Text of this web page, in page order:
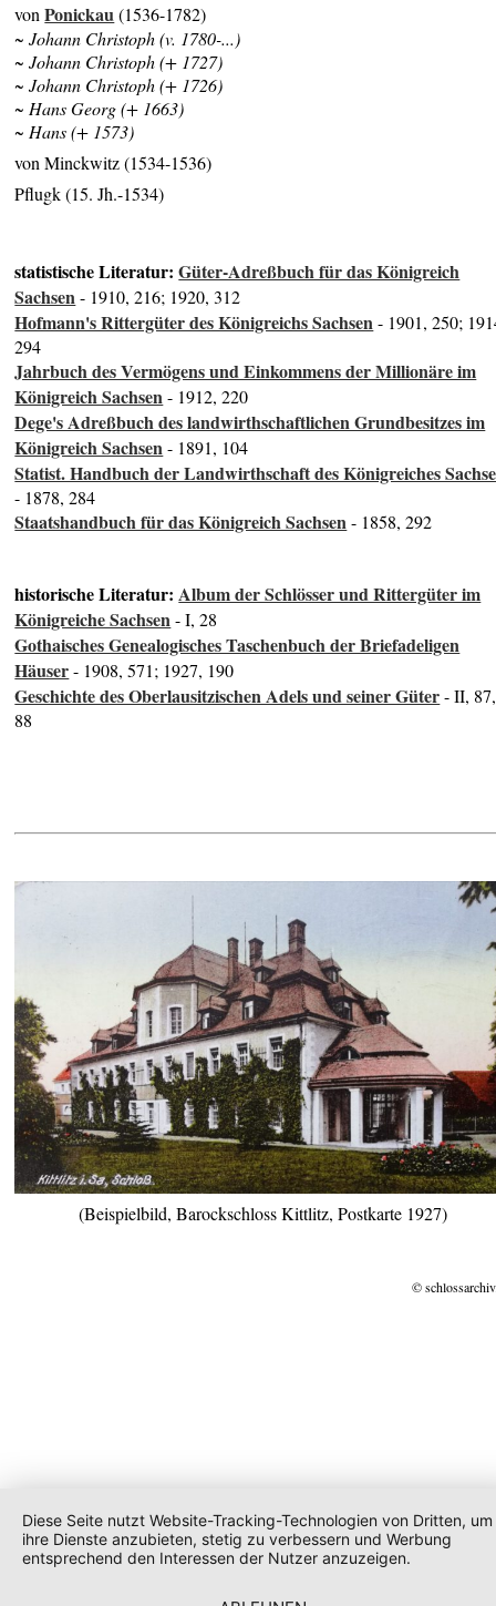
vonPonickau(1536-1782)
~ Johann Christoph (v. 1780-...)
~ Johann Christoph (+ 1727)
~ Johann Christoph (+ 1726)
~ Hans Georg (+ 1663)
~ Hans (+ 1573)
von Minckwitz (1534-1536)
Pflugk (15. Jh.-1534)
statistische Literatur:Güter-Adreßbuch für das Königreich
Sachsen- 1910, 216; 1920, 312
Hofmann's Rittergüter des Königreichs Sachsen- 1901, 250;
294
Jahrbuch des Vermögens und Einkommens der Millionäre im
Königreich Sachsen- 1912, 220
Dege's Adreßbuch des landwirthschaftlichen Grundbesitzes im
Königreich Sachsen- 1891, 104
Statist. Handbuch der Landwirthschaft des Königreiches
- 1878, 284
Staatshandbuch für das Königreich Sachsen- 1858, 292
historische Literatur:Album der Schlösser und Rittergüter im
Königreiche Sachsen- I, 28
Gothaisches Genealogisches Taschenbuch der Briefadeligen
Häuser- 1908, 571; 1927, 190
Geschichte des Oberlausitzischen Adels und seiner Güter- II, 87,
88
(Beispielbild, Barockschloss Kittlitz, Postkarte 1927)
©
Diese Seite nutzt Website-Tracking-Technologien von Dritten, um
ihre Dienste anzubieten, stetig zu verbessern und Werbung
entsprechend den Interessen der Nutzer anzuzeigen.